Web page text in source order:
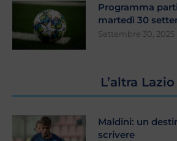
Programma
martedì 30
Settembre 30, 2025
L’altra Lazio
Maldini: un
scrivere